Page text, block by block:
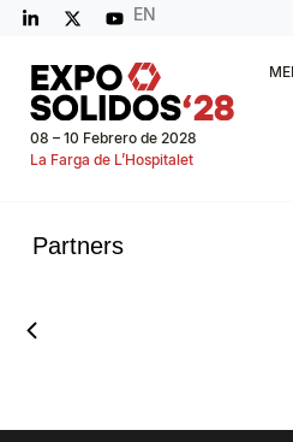
EN
08 – 10 Febrero de 2028
La Farga de L’Hospitalet
Partners